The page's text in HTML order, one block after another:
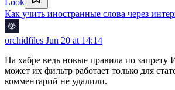
Look
Как учить иностранные слова через
orchidfiles Jun 20 at 14:14
На хабре ведь новые правила по запрету
может их фильтр работает только для
комментарий не удалили.